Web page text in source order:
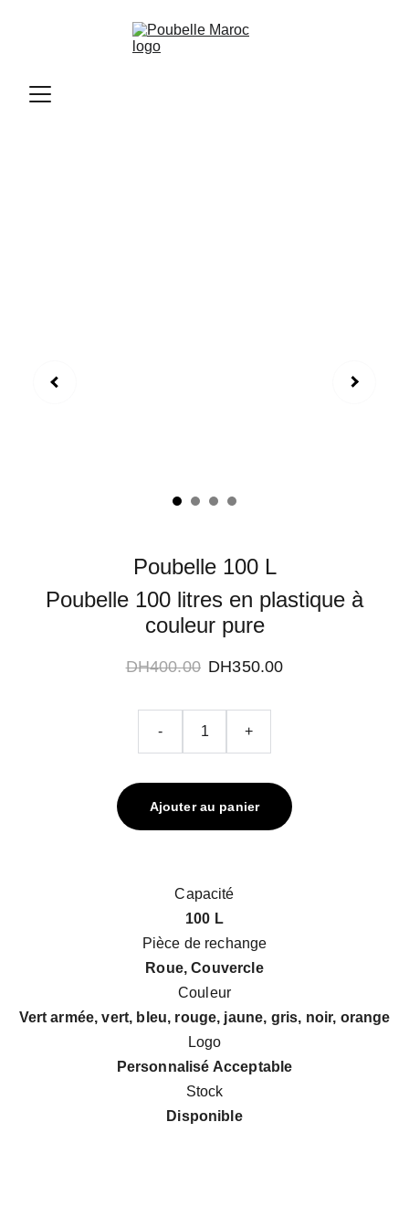
Poubelle 100 L
Poubelle 100 litres en plastique à
couleur pure
DH400.00 DH350.00
- +
Ajouter au panier
Capacité
100 L
Pièce de rechange
Roue, Couvercle
Couleur
Vert armée, vert, bleu, rouge, jaune, gris, noir, orange
Logo
Personnalisé Acceptable
Stock
Disponible